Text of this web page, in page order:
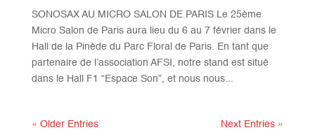
SONOSAX AU MICRO SALON DE PARIS Le 25ème
Micro Salon de Paris aura lieu du 6 au 7 février dans le
Hall de la Pinède du Parc Floral de Paris. En tant que
partenaire de l’association AFSI, notre stand est situé
dans le Hall F1 “Espace Son”, et nous nous...
« Older Entries Next Entries »